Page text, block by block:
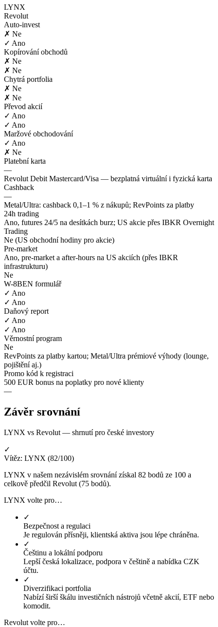
LYNX
Revolut
Auto-invest
✗ Ne
✓ Ano
Kopírování obchodů
✗ Ne
✗ Ne
Chytrá portfolia
✗ Ne
✗ Ne
Převod akcií
✓ Ano
✓ Ano
Maržové obchodování
✓ Ano
✗ Ne
Platební karta
—
Revolut Debit Mastercard/Visa — bezplatná virtuální i fyzická karta
Cashback
—
Metal/Ultra: cashback 0,1–1 % z nákupů; RevPoints za platby
24h trading
Ano, futures 24/5 na desítkách burz; US akcie přes IBKR Overnight
Trading
Ne (US obchodní hodiny pro akcie)
Pre-market
Ano, pre-market a after-hours na US akciích (přes IBKR
infrastrukturu)
Ne
W-8BEN formulář
✓ Ano
✓ Ano
Daňový report
✓ Ano
✓ Ano
Věrnostní program
Ne
RevPoints za platby kartou; Metal/Ultra prémiové výhody (lounge,
pojištění aj.)
Promo kód k registraci
500 EUR bonus na poplatky pro nové klienty
—
Závěr srovnání
LYNX vs Revolut — shrnutí pro české investory
✓
Vítěz: LYNX (82/100)
LYNX v našem nezávislém srovnání získal 82 bodů ze 100 a
celkově předčil Revolut (75 bodů).
LYNX volte pro…
✓
Bezpečnost a regulaci
Je regulován přísněji, klientská aktiva jsou lépe chráněna.
✓
Češtinu a lokální podporu
Lepší česká lokalizace, podpora v češtině a nabídka CZK
účtu.
✓
Diverzifikaci portfolia
Nabízí širší škálu investičních nástrojů včetně akcií, ETF nebo
komodit.
Revolut volte pro…